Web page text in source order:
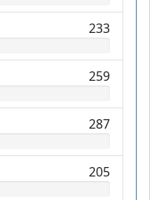
233
259
287
205